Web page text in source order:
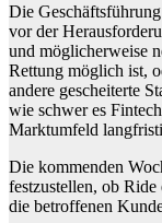
Die
vor der
und möglicherweise
Rettung möglich ist,
andere gescheiterte
wie schwer es
Marktumfeld
Die kommenden
festzustellen, ob
die betroffenen